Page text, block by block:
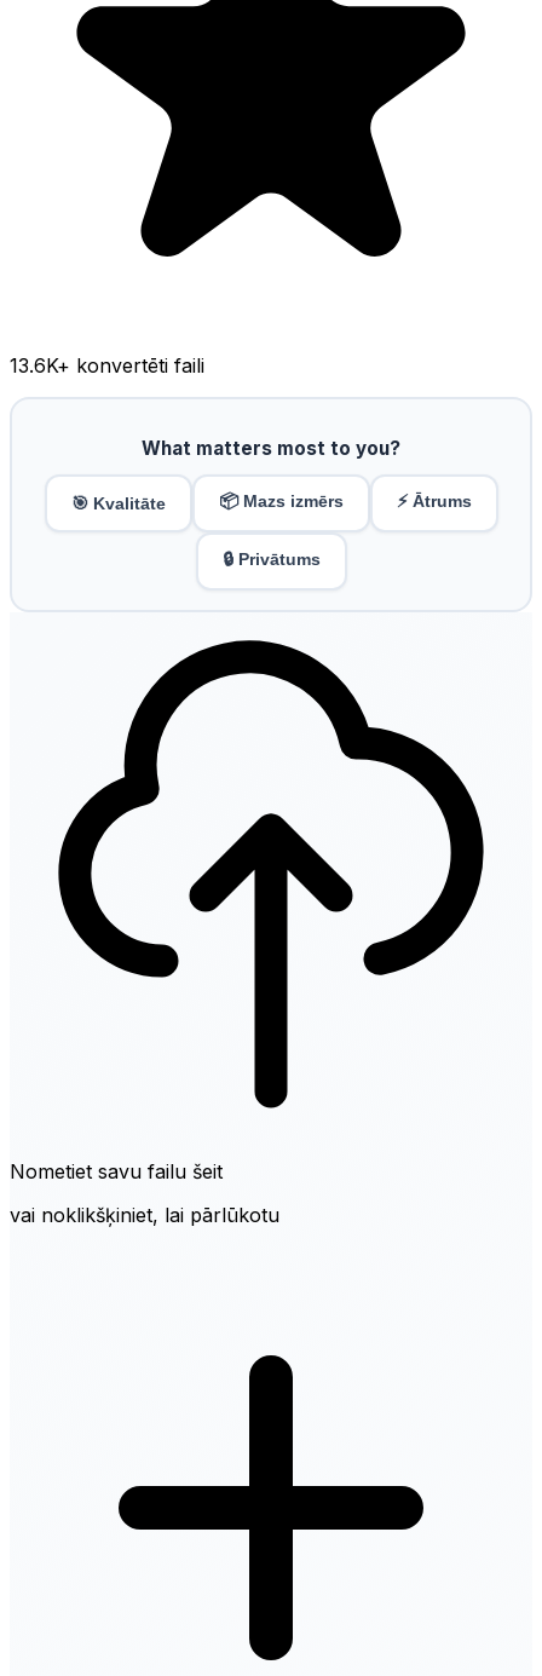
13.6K+ konvertēti faili
What matters most to you?
🎯 Kvalitāte 📦 Mazs izmērs ⚡ Ātrums
🔒 Privātums
Nometiet savu failu šeit
vai noklikšķiniet, lai pārlūkotu